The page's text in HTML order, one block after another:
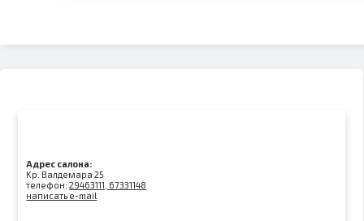
Адрес салона:
Kр. Валдемара 25
телефон:29463111, 67331148
написать e-mail